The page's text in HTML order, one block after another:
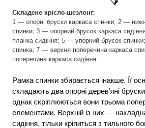
Складене крісло-шезлонг:
1 — опорні бруски каркаса спинки; 2 —
спинки; 3 — опорний брусок каркаса
планка сидіння; 5 — упорний брусок
спинка; 7 — верхня поперечина каркаса
поперечина каркаса сидіння
Рамка спинки збирається інакше. Її
складають два опорні дерев’яні
однак скріплюються вони трьома
елементами. Верхній із них —
сидіння, тільки кріпиться з тильного